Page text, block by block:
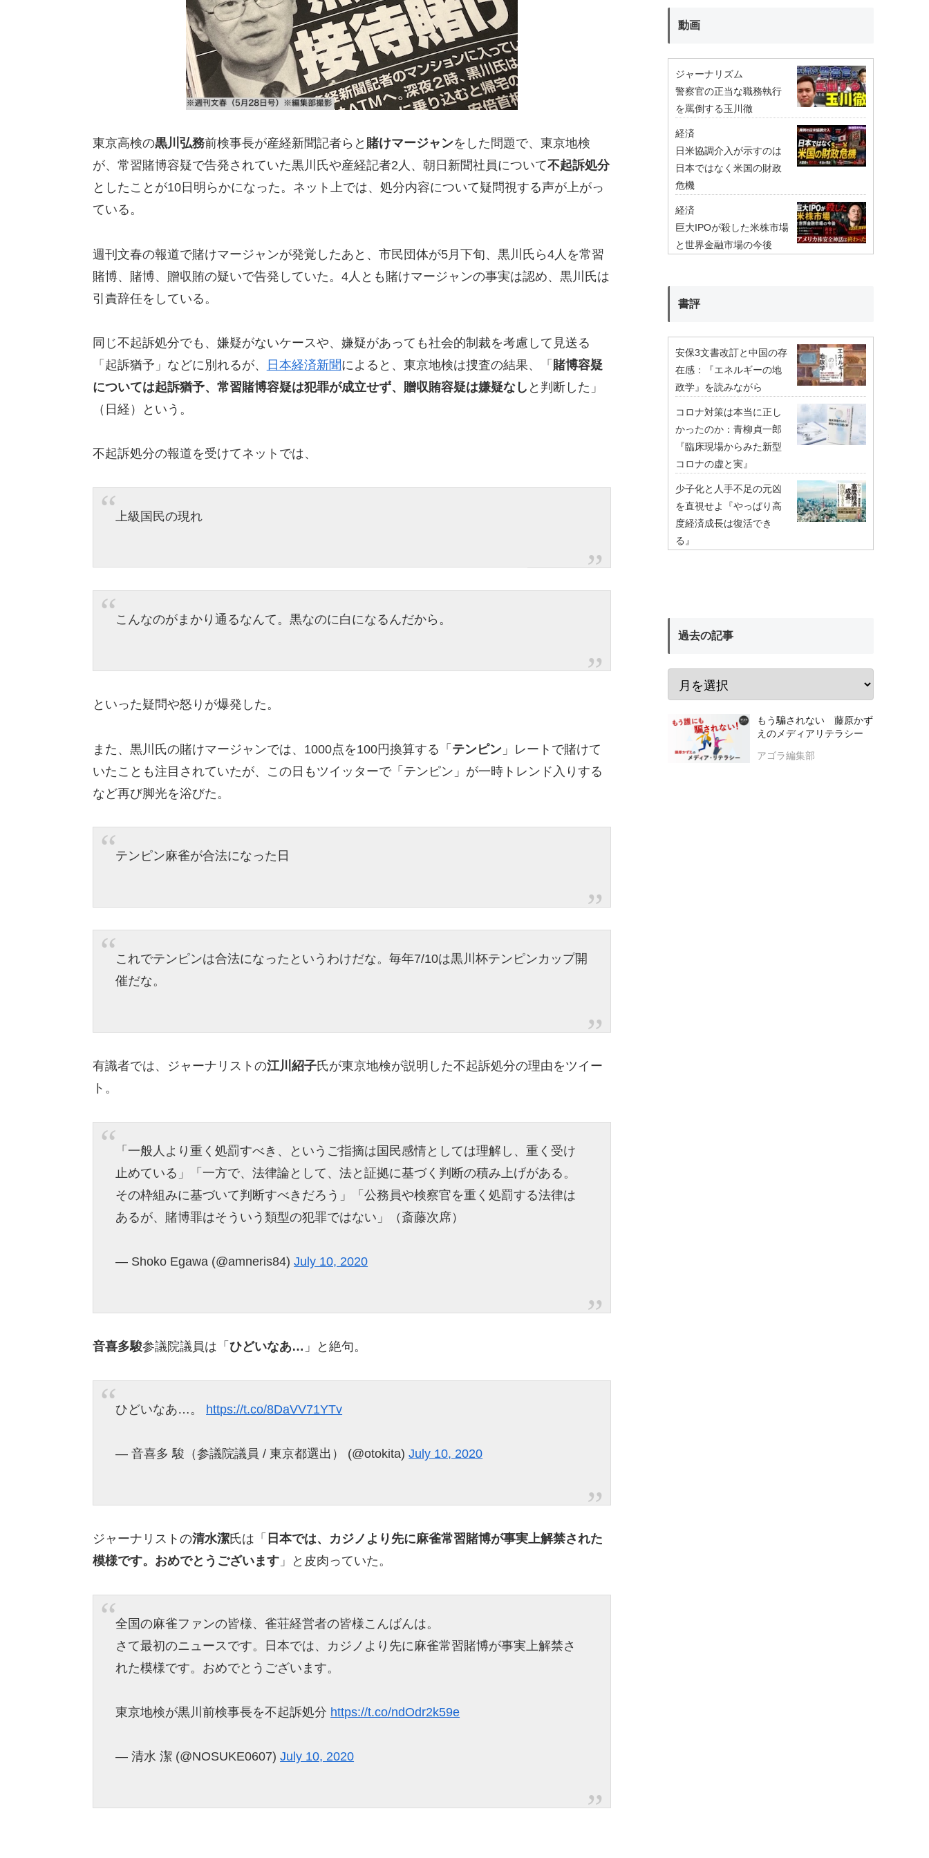
東京高検の黒川弘務前検事長が産経新聞記者らと 賭けマージャンをした問題で、東京地検
が、常習賭博容疑で告発されていた黒川氏や産経記者2人、朝日新聞社員について不起訴処分
としたことが10日明らかになった。ネット上では、処分内容について疑問視する声が上がっ
ている。
週刊文春の報道で賭けマージャンが発覚したあと、市民団体が5月下旬、黒川氏ら4人を常習
賭博、賭博、贈収賄の疑いで告発していた。4人とも賭けマージャンの事実は認め、黒川氏は
引責辞任をしている。
同じ不起訴処分でも、嫌疑がないケースや、嫌疑があっても社会的制裁を考慮して見送る
「起訴猶予」などに別れるが、
日本経済新聞によると、東京地検は捜査の結果、「 賭博容疑
については起訴猶予、常習賭博容疑は犯罪が成立せず、贈収賄容疑は嫌疑なし と判断した」
（日経）という。
不起訴処分の報道を受けてネットでは、
上級国民の現れ
こんなのがまかり通るなんて。黒なのに白になるんだから。
といった疑問や怒りが爆発した。
また、黒川氏の賭けマージャンでは、1000点を100円換算する「 テンピン」レートで賭けて
いたことも注目されていたが、この日もツイッターで「テンピン」が一時トレンド入りする
など再び脚光を浴びた。
テンピン麻雀が合法になった日
これでテンピンは合法になったというわけだな。毎年7/10は黒川杯テンピンカップ開
催だな。
有識者では、ジャーナリストの江川紹子氏が東京地検が説明した不起訴処分の理由をツイー
ト。
「一般人より重く処罰すべき、というご指摘は国民感情としては理解し、重く受け
止めている」「一方で、法律論として、法と証拠に基づく判断の積み上げがある。
その枠組みに基づいて判断すべきだろう」「公務員や検察官を重く処罰する法律は
あるが、賭博罪はそういう類型の犯罪ではない」（斎藤次席）
— Shoko Egawa (@amneris84)July 10, 2020
音喜多駿参議院議員は「 ひどいなあ… 」と絶句。
ひどいなあ…。 https://t.co/8DaVV71YTv
— 音喜多 駿（参議院議員 / 東京都選出） (@otokita)July 10, 2020
ジャーナリストの清水潔氏は「 日本では、カジノより先に麻雀常習賭博が事実上解禁された
模様です。おめでとうございます」と皮肉っていた。
全国の麻雀ファンの皆様、雀荘経営者の皆様こんばんは。
さて最初のニュースです。日本では、カジノより先に麻雀常習賭博が事実上解禁さ
れた模様です。おめでとうございます。
東京地検が黒川前検事長を不起訴処分 https://t.co/ndOdr2k59e
— 清水 潔 (@NOSUKE0607)July 10, 2020
動画
ジャーナリズム
警察官の正当な職務執行
を罵倒する玉川徹
経済
日米協調介入が示すのは
日本ではなく米国の財政
危機
経済
巨大IPOが殺した米株市場
と世界金融市場の今後
書評
安保3文書改訂と中国の存
在感：『エネルギーの地
政学』を読みながら
コロナ対策は本当に正し
かったのか：青柳貞一郎
『臨床現場からみた新型
コロナの虚と実』
少子化と人手不足の元凶
を直視せよ『やっぱり高
度経済成長は復活でき
る』
過去の記事
もう騙されない 藤原かず
えのメディアリテラシー
アゴラ編集部